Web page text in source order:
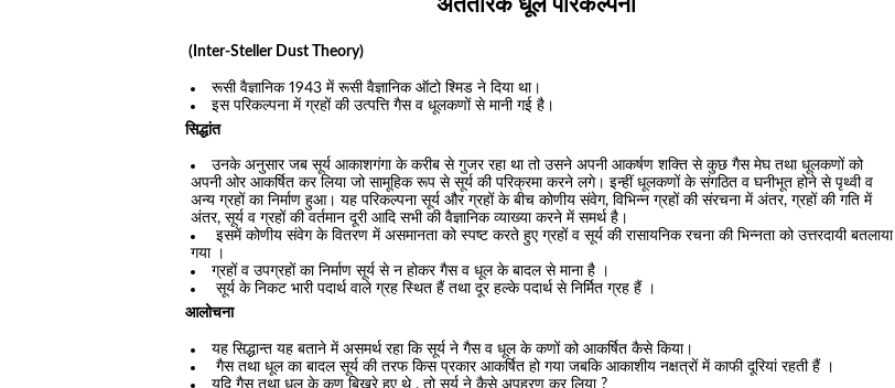
अंततारक धूल परिकल्पना
(Inter-Steller Dust Theory)
रूसी वैज्ञानिक 1943 में रूसी वैज्ञानिक ऑटो श्मिड ने दिया था।
इस परिकल्पना में ग्रहों की उत्पत्ति गैस व धूलकणों से मानी गई है।
सिद्धांत
उनके अनुसार जब सूर्य आकाशगंगा के करीब से गुजर रहा था तो उसने अपनी आकर्षण शक्ति से कुछ गैस मेघ तथा धूलकणों को
अपनी ओर आकर्षित कर लिया जो सामूहिक रूप से सूर्य की परिक्रमा करने लगे। इन्हीं धूलकणों के संगठित व घनीभूत होने से पृथ्वी व
अन्य ग्रहों का निर्माण हुआ। यह परिकल्पना सूर्य और ग्रहों के बीच कोणीय संवेग, विभिन्न ग्रहों की संरचना में अंतर, ग्रहों की गति में
अंतर, सूर्य व ग्रहों की वर्तमान दूरी आदि सभी की वैज्ञानिक व्याख्या करने में समर्थ है।
इसमें कोणीय संवेग के वितरण में असमानता को स्पष्ट करते हुए ग्रहों व सूर्य की रासायनिक रचना की भिन्नता को उत्तरदायी बतलाया
गया ।
ग्रहों व उपग्रहों का निर्माण सूर्य से न होकर गैस व धूल के बादल से माना है ।
सूर्य के निकट भारी पदार्थ वाले ग्रह स्थित हैं तथा दूर हल्के पदार्थ से निर्मित ग्रह हैं ।
आलोचना
यह सिद्धान्त यह बताने में असमर्थ रहा कि सूर्य ने गैस व धूल के कणों को आकर्षित कैसे किया।
गैस तथा धूल का बादल सूर्य की तरफ किस प्रकार आकर्षित हो गया जबकि आकाशीय नक्षत्रों में काफी दूरियां रहती हैं ।
यदि गैस तथा धूल के कण बिखरे हुए थे , तो सूर्य ने कैसे अपहरण कर लिया ?